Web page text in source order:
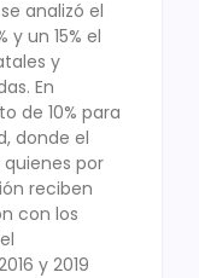
analizó el
un 15% el
y
En
de 10% para
donde el
por
reciben
con los
y 2019